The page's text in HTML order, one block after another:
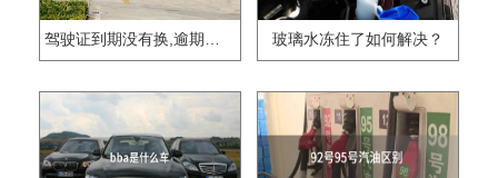
驾驶证到期没有换,逾期怎么办?? 玻璃水冻住了如何解决？